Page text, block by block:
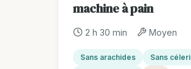
machine à pain
2 h 30 min Moyen
Sans arachides
Sans céleri